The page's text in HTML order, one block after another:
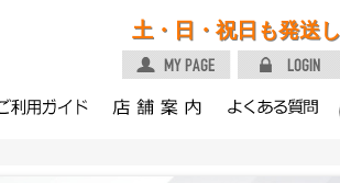
土・日・祝日も発送